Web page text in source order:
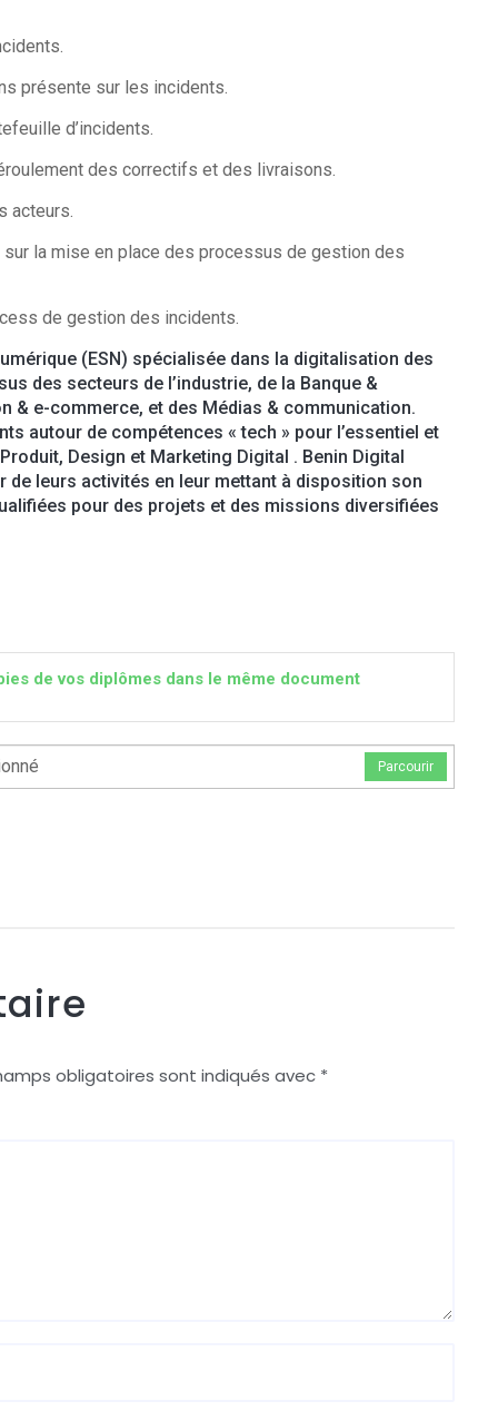
sur les incidents.
d’incidents.
des correctifs et des livraisons.
mise en place des processus de gestion des
de gestion des incidents.
(ESN) spécialisée dans la digitalisation des
des secteurs de l’industrie, de la Banque &
& e-commerce, et des Médias & communication.
autour de compétences « tech » pour l’essentiel et
Design et Marketing Digital . Benin Digital
leurs activités en leur mettant à disposition son
pour des projets et des missions diversifiées
de vos diplômes dans le même document
Parcourir
obligatoires sont indiqués avec *